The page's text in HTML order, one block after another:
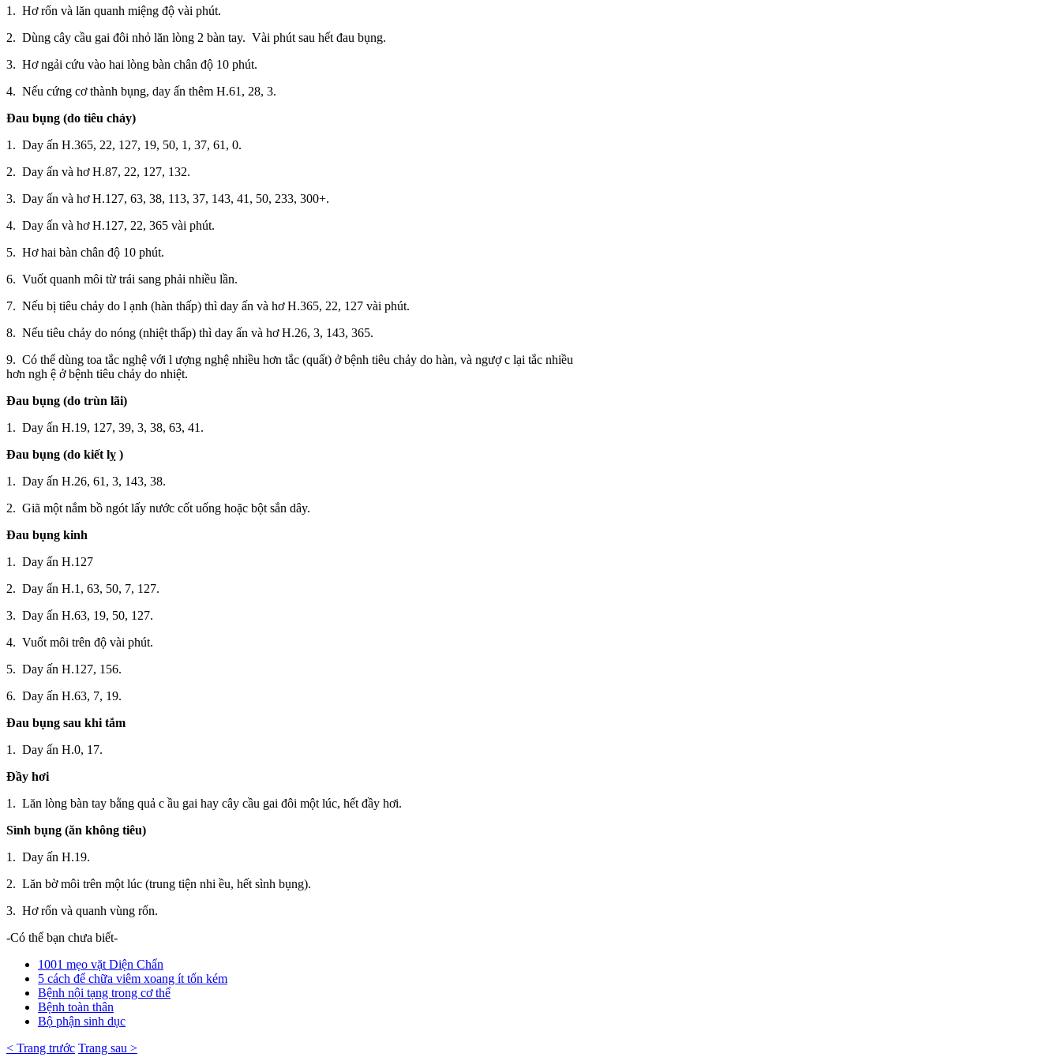
1. Hơ rốn và lăn quanh miệng độ vài phút.
2. Dùng cây cầu gai đôi nhỏ lăn lòng 2 bàn tay. Vài phút sau hết đau bụng.
3. Hơ ngải cứu vào hai lòng bàn chân độ 10 phút.
4. Nếu cứng cơ thành bụng, day ấn thêm H.61, 28, 3.
Đau bụng (do tiêu chảy)
1. Day ấn H.365, 22, 127, 19, 50, 1, 37, 61, 0.
2. Day ấn và hơ H.87, 22, 127, 132.
3. Day ấn và hơ H.127, 63, 38, 113, 37, 143, 41, 50, 233, 300+.
4. Day ấn và hơ H.127, 22, 365 vài phút.
5. Hơ hai bàn chân độ 10 phút.
6. Vuốt quanh môi từ trái sang phải nhiều lần.
7. Nếu bị tiêu chảy do l ạnh (hàn thấp) thì day ấn và hơ H.365, 22, 127 vài phút.
8. Nếu tiêu chảy do nóng (nhiệt thấp) thì day ấn và hơ H.26, 3, 143, 365.
9. Có thể dùng toa tắc nghệ với l ượng nghệ nhiều hơn tắc (quất) ở bệnh tiêu chảy do hàn, và ngượ c lại tắc nhiều
hơn ngh ệ ở bệnh tiêu chảy do nhiệt.
Đau bụng (do trùn lãi)
1. Day ấn H.19, 127, 39, 3, 38, 63, 41.
Đau bụng (do kiết lỵ )
1. Day ấn H.26, 61, 3, 143, 38.
2. Giã một nắm bồ ngót lấy nước cốt uống hoặc bột sắn dây.
Đau bụng kinh
1. Day ấn H.127
2. Day ấn H.1, 63, 50, 7, 127.
3. Day ấn H.63, 19, 50, 127.
4. Vuốt môi trên độ vài phút.
5. Day ấn H.127, 156.
6. Day ấn H.63, 7, 19.
Đau bụng sau khi tắm
1. Day ấn H.0, 17.
Đầy hơi
1. Lăn lòng bàn tay bằng quả c ầu gai hay cây cầu gai đôi một lúc, hết đầy hơi.
Sình bụng (ăn không tiêu)
1. Day ấn H.19.
2. Lăn bờ môi trên một lúc (trung tiện nhi ều, hết sình bụng).
3. Hơ rốn và quanh vùng rốn.
-Có thể bạn chưa biết-
1001 mẹo vặt Diện Chẩn
5 cách để chữa viêm xoang ít tốn kém
Bệnh nội tạng trong cơ thể
Bệnh toàn thân
Bộ phận sinh dục
< Trang trước Trang sau >